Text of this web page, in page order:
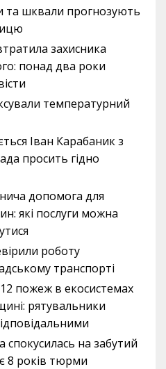
та шквали прогнозують
захисника
понад два роки
температурний
Іван Карабаник з
просить гідно
допомога для
які послуги можна
роботу
транспорті
пожеж в екосистемах
рятувальники
спокусилась на забутий
8 років тюрми